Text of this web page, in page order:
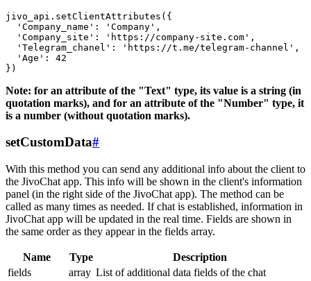
jivo_api.setClientAttributes({
  'Company_name': 'Company',
  'Company_site': 'https://company-site.com',
  'Telegram_chanel': 'https://t.me/telegram-channel',
  'Age': 42
Note: for an attribute of the "Text" type, its value is a string (in
quotation marks), and for an attribute of the "Number" type, it
is a number (without quotation marks).
setCustomData#
With this method you can send any additional info about the client to
the JivoChat app. This info will be shown in the client's information
panel (in the right side of the JivoChat app). The method can be
called as many times as needed. If chat is established, information in
JivoChat app will be updated in the real time. Fields are shown in
the same order as they appear in the fields array.
Name Type
Description
fields
array List of additional data fields of the chat